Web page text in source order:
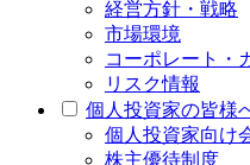
経営方針・戦略
市場環境
コーポレート・
リスク情報
個人投資家の皆様
個人投資家向け
株主優待制度